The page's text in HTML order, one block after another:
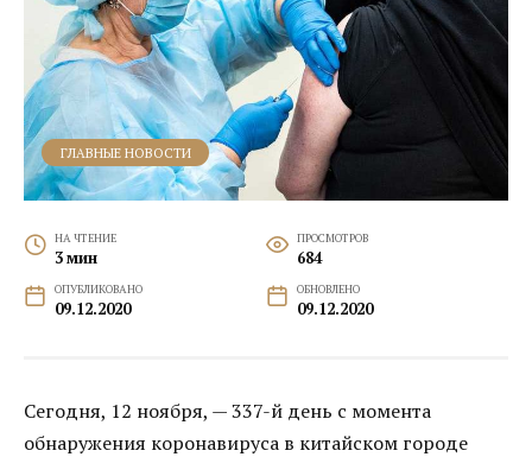
ГЛАВНЫЕ НОВОСТИ
НА ЧТЕНИЕ
3 мин
ПРОСМОТРОВ
684
ОПУБЛИКОВАНО
09.12.2020
ОБНОВЛЕНО
09.12.2020
Сегодня, 12 ноября, — 337-й день с момента
обнаружения коронавируса в китайском городе